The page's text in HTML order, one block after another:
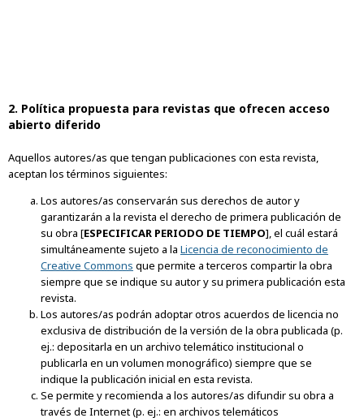
2. Política propuesta para revistas que ofrecen acceso
abierto diferido
Aquellos autores/as que tengan publicaciones con esta revista,
aceptan los términos siguientes:
Los autores/as conservarán sus derechos de autor y
garantizarán a la revista el derecho de primera publicación de
su obra [ESPECIFICAR PERIODO DE TIEMPO], el cuál estará
simultáneamente sujeto a la Licencia de reconocimiento de
Creative Commons que permite a terceros compartir la obra
siempre que se indique su autor y su primera publicación esta
revista.
Los autores/as podrán adoptar otros acuerdos de licencia no
exclusiva de distribución de la versión de la obra publicada (p.
ej.: depositarla en un archivo telemático institucional o
publicarla en un volumen monográfico) siempre que se
indique la publicación inicial en esta revista.
Se permite y recomienda a los autores/as difundir su obra a
través de Internet (p. ej.: en archivos telemáticos